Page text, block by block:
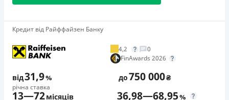
невиконання та/або неналежного виконання.
Детальніше читайте на сайті МФО.
Необхідні документи
Паспорт,ІПН
Вік
18 - 65 років
Переваги
🥇Переможець FinAwards 2026
Переможець FinAwards 2026 «Найкращий кредит
готівкою»
вiд 65%/рік до 500 000 ₴
Додаткова комісія за дострокове погашення
Кредит від Райффайзен Банку
4,2
0
FinAwards 2026
від31,9%
річна ставка
до750 000₴
13—72місяців 36,98—68,95%